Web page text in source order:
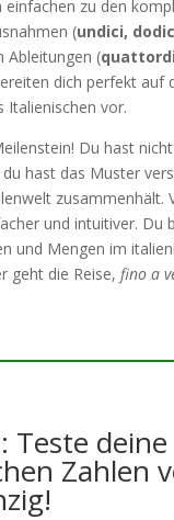
einfachen zu den
(undici,
Ableitungen (
dich perfekt auf
Italienischen vor.
Du hast
hast das Muster
zusammenhält.
und intuitiver. Du
und Mengen im
geht die Reise, fino a
Teste deine
Zahlen